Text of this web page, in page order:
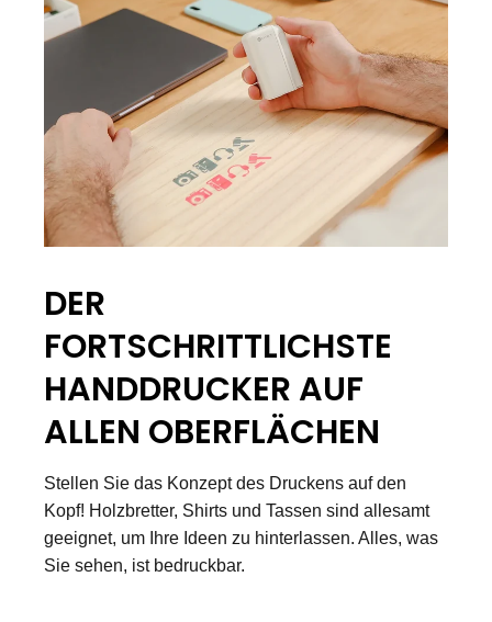
DER
FORTSCHRITTLICHSTE
HANDDRUCKER AUF
ALLEN OBERFLÄCHEN
Stellen Sie das Konzept des Druckens auf den
Kopf! Holzbretter, Shirts und Tassen sind allesamt
geeignet, um Ihre Ideen zu hinterlassen. Alles, was
Sie sehen, ist bedruckbar.